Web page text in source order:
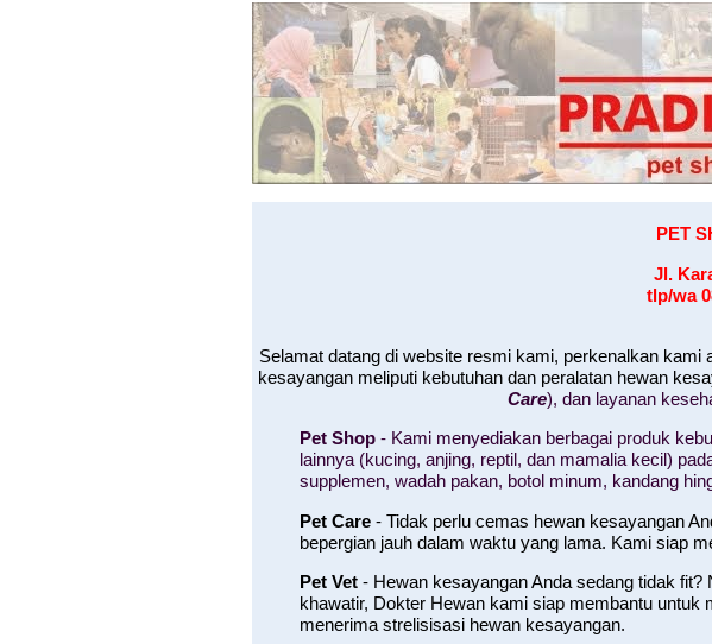
PET
Jl.
tlp/wa
Selamat datang di website resmi kami, perkenalkan
kesayangan meliputi kebutuhan dan peralatan hewan
Care), dan layanan
Pet Shop - Kami menyediakan berbagai produk
lainnya (kucing, anjing, reptil, dan mamalia kecil)
supplemen, wadah pakan, botol minum, kandang
Pet Care - Tidak perlu cemas hewan kesayangan
bepergian jauh dalam waktu yang lama. Kami siap
Pet Vet - Hewan kesayangan Anda sedang tidak
khawatir, Dokter Hewan kami siap membantu
menerima strelisisasi hewan kesayangan.